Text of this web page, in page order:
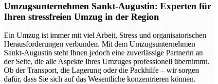
Umzugsunternehmen Sankt-Augustin: Experten für
Ihren stressfreien Umzug in der Region
Ein Umzug ist immer mit viel Arbeit, Stress und organisatorischen
Herausforderungen verbunden. Mit dem Umzugsunternehmen
Sankt-Augustin steht Ihnen jedoch eine zuverlässige Partnerin an
der Seite, die alle Aspekte Ihres Umzuges professionell übernimmt.
Ob der Transport, die Lagerung oder die Packhilfe – wir sorgen
dafür, dass Sie sich auf das Wesentliche konzentrieren können.